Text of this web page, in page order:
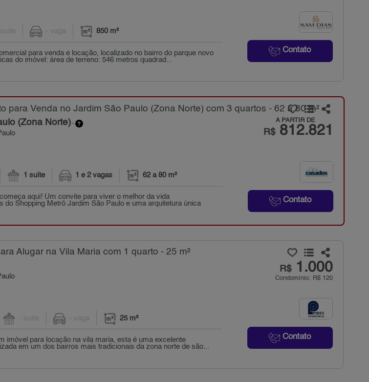
Contato
- vaga 850 m²
para venda e locação, localizado no bairro do parque novo
do imóvel: área de terreno: 546 metros quadrad...
para Venda no Jardim São Paulo (Zona Norte) com 3 quartos - 62 a 80 m²
(Zona Norte)-
A PARTIR DE
R$812.821
Contato
1 suíte 1 e 2 vagas 62 a 80 m²
aqui! Um convite para viver o melhor da vida
do Shopping Metrô Jardim São Paulo e uma arquitetura única
Alugar na Vila Maria com 1 quarto - 25 m²
R$1.000
Condomínio: R$ 120
Contato
- suíte - vaga 25 m²
imóvel para locação na vila maria, esta é uma excelente
em um dos bairros mais tradicionais da zona norte de são...